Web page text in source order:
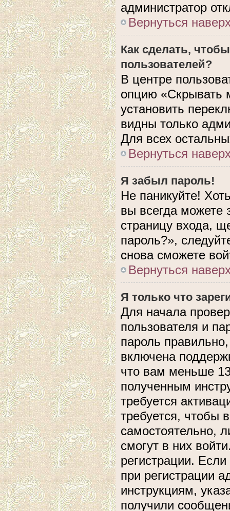
администратор
Вернуться
Как сделать,
пользователей?
В центре
опцию «Скрывать
установить
видны только
Для всех
Вернуться
Я забыл пароль!
Не паникуйте!
вы всегда можете
страницу входа,
пароль?»,
снова сможете
Вернуться
Я только что
Для начала
пользователя и
пароль
включена
что вам меньше
полученным
требуется
требуется, чтобы
самостоятельно,
смогут в них
регистрации.
при регистрации
инструкциям,
получили